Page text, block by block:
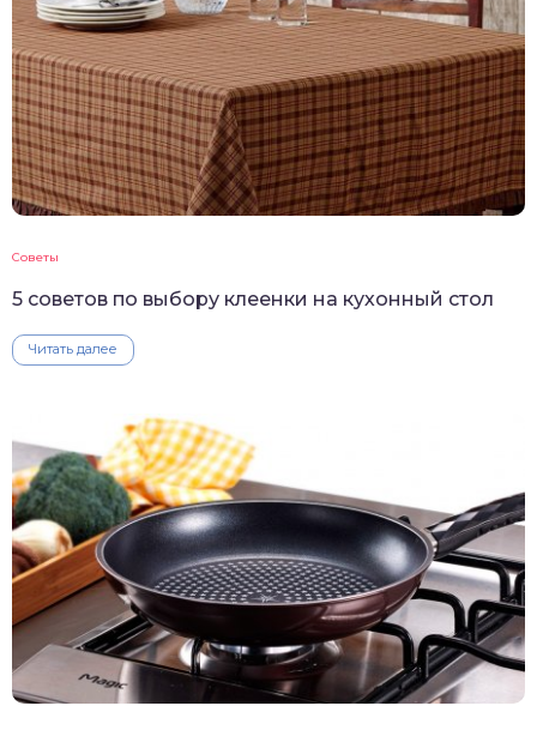
Советы
5 советов по выбору клеенки на кухонный стол
Читать далее